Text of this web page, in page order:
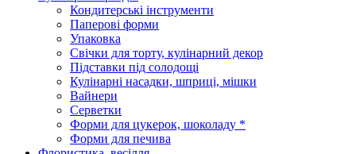
Кондитерські інструменти
Паперові форми
Упаковка
Свічки для торту, кулінарний декор
Підставки під солодощі
Кулінарні насадки, шприці, мішки
Вайнери
Серветки
Форми для цукерок, шоколаду *
Форми для печива